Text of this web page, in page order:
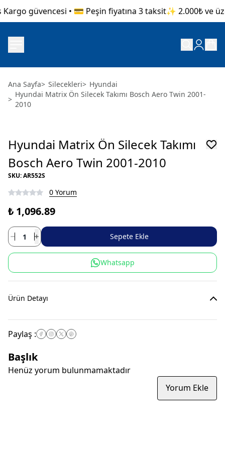
güvencesi • 💳 Peşin fiyatına 3 taksit✨ 2.000₺ ve
Ana Sayfa> Silecekleri> Hyundai
>
Hyundai Matrix Ön Silecek Takımı Bosch Aero Twin 2001-
2010
Hyundai Matrix Ön Silecek Takımı
Bosch Aero Twin 2001-2010
SKU:AR552S
0 Yorum
₺ 1,096.89
Sepete Ekle
Whatsapp
Ürün Detayı
Paylaş :
Başlık
Henüz yorum bulunmamaktadır
Yorum Ekle